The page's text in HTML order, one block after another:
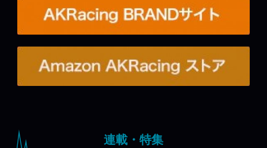
連載・特集